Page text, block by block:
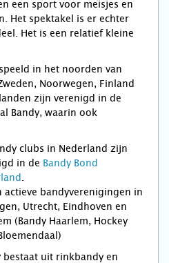
een sport voor meisjes en
Het spektakel is er echter
Het is een relatief kleine
in het noorden van
Noorwegen, Finland
zijn verenigd in de
Bandy, waarin ook
clubs in Nederland zijn
in de Bandy Bond
actieve bandyverenigingen in
Utrecht, Eindhoven en
(Bandy Haarlem, Hockey
bestaat uit rinkbandy en